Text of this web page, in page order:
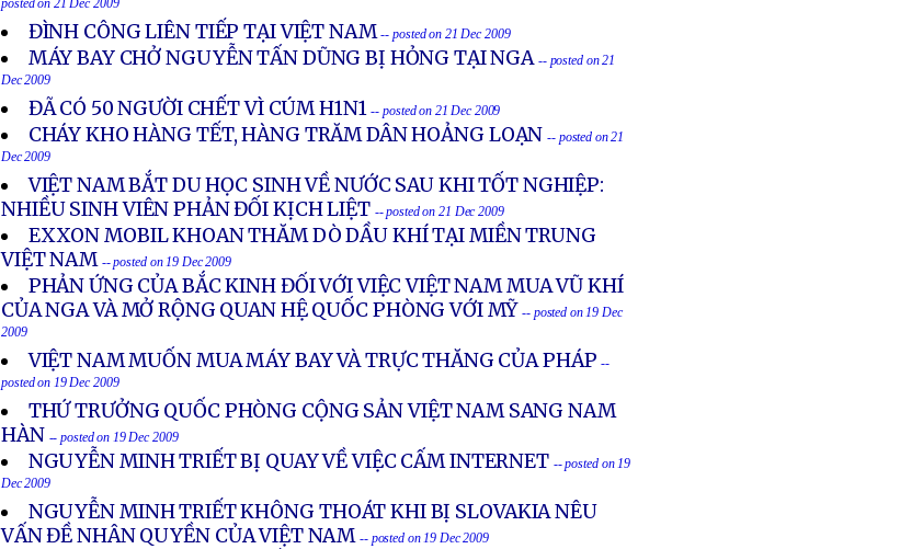
posted on 21 Dec 2009
ĐÌNH CÔNG LIÊN TIẾP TẠI VIỆT NAM -- posted on 21 Dec 2009
MÁY BAY CHỞ NGUYỄN TẤN DŨNG BỊ HỎNG TẠI NGA -- posted on 21
Dec 2009
ĐÃ CÓ 50 NGƯỜI CHẾT VÌ CÚM H1N1 -- posted on 21 Dec 2009
CHÁY KHO HÀNG TẾT, HÀNG TRĂM DÂN HOẢNG LOẠN -- posted on 21
Dec 2009
VIỆT NAM BẮT DU HỌC SINH VỀ NƯỚC SAU KHI TỐT NGHIỆP:
NHIỀU SINH VIÊN PHẢN ĐỐI KỊCH LIỆT -- posted on 21 Dec 2009
EXXON MOBIL KHOAN THĂM DÒ DẦU KHÍ TẠI MIỀN TRUNG
VIỆT NAM -- posted on 19 Dec 2009
PHẢN ỨNG CỦA BẮC KINH ĐỐI VỚI VIỆC VIỆT NAM MUA VŨ KHÍ
CỦA NGA VÀ MỞ RỘNG QUAN HỆ QUỐC PHÒNG VỚI MỸ -- posted on 19 Dec
2009
VIỆT NAM MUỐN MUA MÁY BAY VÀ TRỰC THĂNG CỦA PHÁP --
posted on 19 Dec 2009
THỨ TRƯỞNG QUỐC PHÒNG CỘNG SẢN VIỆT NAM SANG NAM
HÀN -- posted on 19 Dec 2009
NGUYỄN MINH TRIẾT BỊ QUAY VỀ VIỆC CẤM INTERNET -- posted on 19
Dec 2009
NGUYỄN MINH TRIẾT KHÔNG THOÁT KHI BỊ SLOVAKIA NÊU
VẤN ĐỀ NHÂN QUYỀN CỦA VIỆT NAM -- posted on 19 Dec 2009